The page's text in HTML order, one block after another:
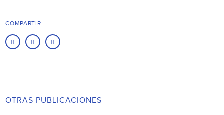
COMPARTIR
OTRAS PUBLICACIONES